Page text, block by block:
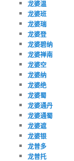
龙婆温
龙婆班
龙婆瑞
龙婆登
龙婆碧纳
龙婆禅南
龙婆空
龙婆纳
龙婆绝
龙婆蜀
龙婆通丹
龙婆通蜀
龙婆遮
龙婆银
龙普多
龙普托